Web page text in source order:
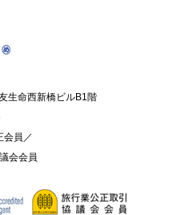
生命西新橋ビルB1階
会員／
会会員